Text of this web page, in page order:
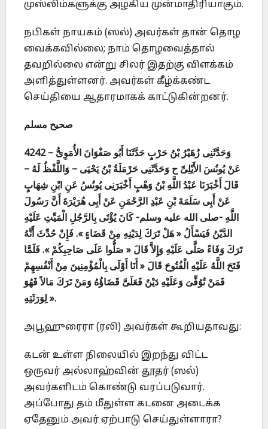
முஸ்லிம்களுக்கு அழகிய முன்மாதிரியாகும்.
நபிகள் நாயகம் (ஸல்) அவர்கள் தான் தொழ
வைக்கவில்லை; நாம் தொழவைத்தால்
தவறில்லை என்று சிலர் இதற்கு விளக்கம்
அளித்துள்ளனர். அவர்கள் கீழ்க்கண்ட
செய்தியை ஆதாரமாகக் காட்டுகின்றனர்.
صحيح مسلم
4242 – وَحَدَّثَنِى زُهَيْرُ بْنُ حَرْبٍ حَدَّثَنَا أَبُو صَفْوَانَ الأُمَوِىُّ
عَنْ يُونُسَ الأَيْلِىِّ ح وَحَدَّثَنِى حَرْمَلَةُ بْنُ يَحْيَى – وَاللَّفْظُ لَهُ –
قَالَ أَخْبَرَنَا عَبْدُ اللَّهِ بْنُ وَهْبٍ أَخْبَرَنِى يُونُسُ عَنِ ابْنِ شِهَابٍ
عَنْ أَبِى سَلَمَةَ بْنِ عَبْدِ الرَّحْمَنِ عَنْ أَبِى هُرَيْرَةَ أَنَّ رَسُولَ
اللَّهِ -صلى الله عليه وسلم- كَانَ يُؤْتَى بِالرَّجُلِ الْمَيِّتِ عَلَيْهِ
الدَّيْنُ فَيَسْأَلُ « هَلْ تَرَكَ لِدَيْنِهِ مِنْ قَضَاءٍ ». فَإِنْ حُدِّثَ أَنَّهُ
تَرَكَ وَفَاءً صَلَّى عَلَيْهِ وَإِلاَّ قَالَ « صَلُّوا عَلَى صَاحِبِكُمْ ». فَلَمَّا
فَتَحَ اللَّهُ عَلَيْهِ الْفُتُوحَ قَالَ « أَنَا أَوْلَى بِالْمُؤْمِنِينَ مِنْ أَنْفُسِهِمْ
فَمَنْ تُوُفِّىَ وَعَلَيْهِ دَيْنٌ فَعَلَىَّ قَضَاؤُهُ وَمَنْ تَرَكَ مَالاً فَهُوَ
لِوَرَثَتِهِ ».
அபூஹுரைரா (ரலி) அவர்கள் கூறியதாவது:
கடன் உள்ள நிலையில் இறந்து விட்ட
ஒருவர் அல்லாஹ்வின் தூதர் (ஸல்)
அவர்களிடம் கொண்டு வரப்படுவார்.
அப்போது தம் மீதுள்ள கடனை அடைக்க
ஏதேனும் அவர் ஏற்பாடு செய்துள்ளாரா?